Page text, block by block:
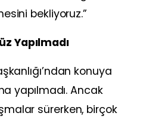
bekliyoruz.”
Yapılmadı
konuya
yapılmadı. Ancak
sürerken, birçok